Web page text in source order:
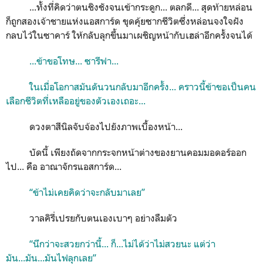
...ทั้งที่คิดว่าตนชิงชังจนเข้ากระดูก... ตลกดี... สุดท้ายหล่อน
ก็ถูกสองเจ้าชายแห่งแอสการ์ด ขุดคุ้ยซากชีวิตซึ่งหล่อนจงใจฝัง
กลบไว้ในซาคาร์ ให้กลับลุกขึ้นมาเผชิญหน้ากับเฮล่าอีกครั้งจนได้
...ข้าขอโทษ... ซารีฟา...
ในเมื่อโอกาสมันดันวนกลับมาอีกครั้ง... คราวนี้ข้าขอเป็นคน
เลือกชีวิตที่เหลืออยู่ของตัวเองเถอะ...
ดวงตาสีนิลจับจ้องไปยังภาพเบื้องหน้า...
บัดนี้ เพียงถัดจากกระจกหน้าต่างของยานคอมมอดอร์ออก
ไป... คือ อาณาจักรแอสการ์ด...
“ข้าไม่เคยคิดว่าจะกลับมาเลย”
วาลคิรี่เปรยกับตนเองเบาๆ อย่างลืมตัว
“นึกว่าจะสวยกว่านี้... ก็...ไม่ได้ว่าไม่สวยนะ แต่ว่า
มัน...มัน...มันไฟลุกเลย”